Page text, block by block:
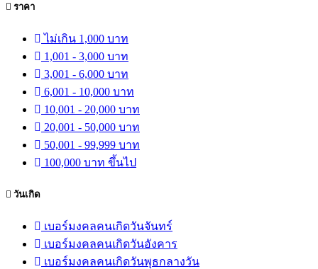
ราคา
ไม่เกิน 1,000 บาท
1,001 - 3,000 บาท
3,001 - 6,000 บาท
6,001 - 10,000 บาท
10,001 - 20,000 บาท
20,001 - 50,000 บาท
50,001 - 99,999 บาท
100,000 บาท ขึ้นไป
วันเกิด
เบอร์มงคลคนเกิดวันจันทร์
เบอร์มงคลคนเกิดวันอังคาร
เบอร์มงคลคนเกิดวันพุธกลางวัน